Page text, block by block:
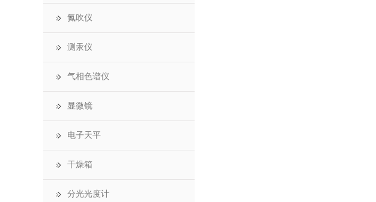
氮吹仪
测汞仪
气相色谱仪
显微镜
电子天平
干燥箱
分光光度计